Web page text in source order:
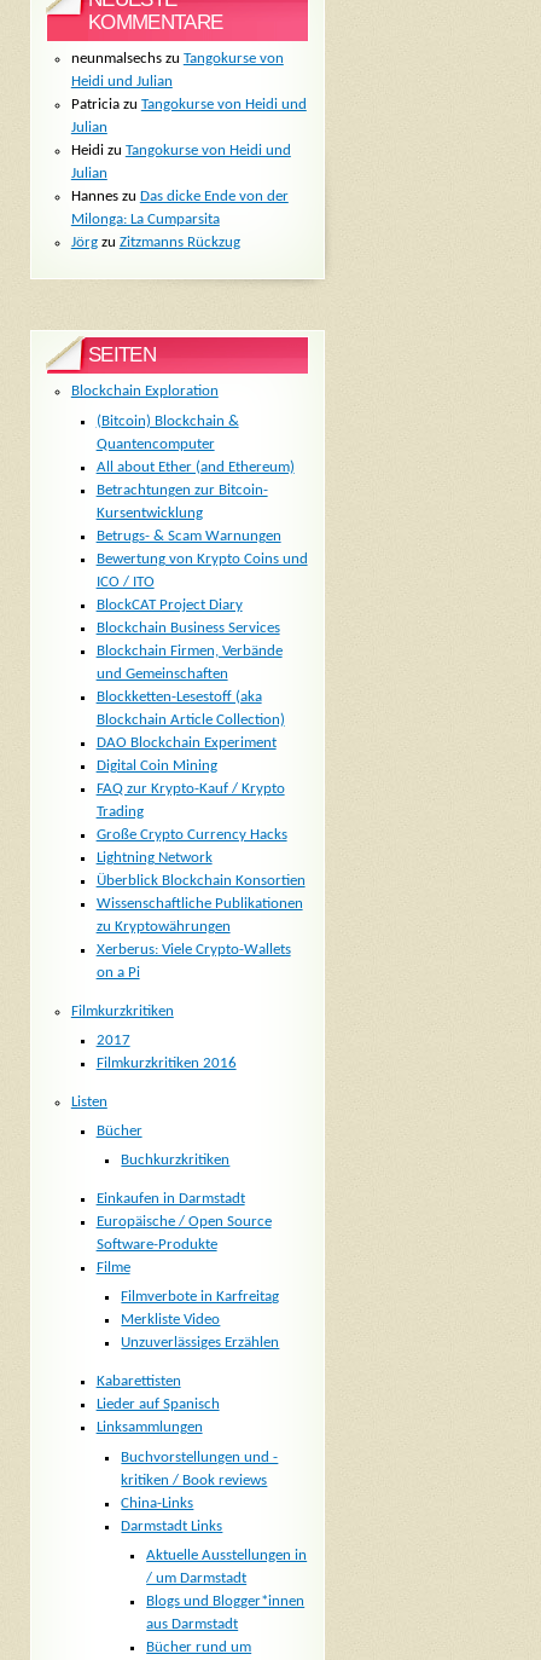
KOMMENTARE
neunmalsechszu Tangokurse von
Heidi und Julian
Patriciazu Tangokurse von Heidi und
Julian
Heidizu Tangokurse von Heidi und
Julian
Hanneszu Das dicke Ende von der
Milonga: La Cumparsita
Jörgzu Zitzmanns Rückzug
SEITEN
Blockchain Exploration
(Bitcoin) Blockchain &
Quantencomputer
All about Ether (and Ethereum)
Betrachtungen zur Bitcoin-
Kursentwicklung
Betrugs- & Scam Warnungen
Bewertung von Krypto Coins und
ICO / ITO
BlockCAT Project Diary
Blockchain Business Services
Blockchain Firmen, Verbände
und Gemeinschaften
Blockketten-Lesestoff (aka
Blockchain Article Collection)
DAO Blockchain Experiment
Digital Coin Mining
FAQ zur Krypto-Kauf / Krypto
Trading
Große Crypto Currency Hacks
Lightning Network
Überblick Blockchain Konsortien
Wissenschaftliche Publikationen
zu Kryptowährungen
Xerberus: Viele Crypto-Wallets
on a Pi
Filmkurzkritiken
2017
Filmkurzkritiken 2016
Listen
Bücher
Buchkurzkritiken
Einkaufen in Darmstadt
Europäische / Open Source
Software-Produkte
Filme
Filmverbote in Karfreitag
Merkliste Video
Unzuverlässiges Erzählen
Kabarettisten
Lieder auf Spanisch
Linksammlungen
Buchvorstellungen und -
kritiken / Book reviews
China-Links
Darmstadt Links
Aktuelle Ausstellungen in
/ um Darmstadt
Blogs und Blogger*innen
aus Darmstadt
Bücher rund um